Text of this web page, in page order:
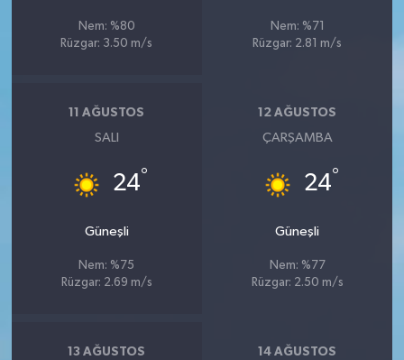
Nem: %80
Rüzgar: 3.50 m/s
Nem: %71
Rüzgar: 2.81 m/s
11 AĞUSTOS
SALI
24°
Güneşli
Nem: %75
Rüzgar: 2.69 m/s
12 AĞUSTOS
ÇARŞAMBA
24°
Güneşli
Nem: %77
Rüzgar: 2.50 m/s
13 AĞUSTOS 14 AĞUSTOS
Yaşam